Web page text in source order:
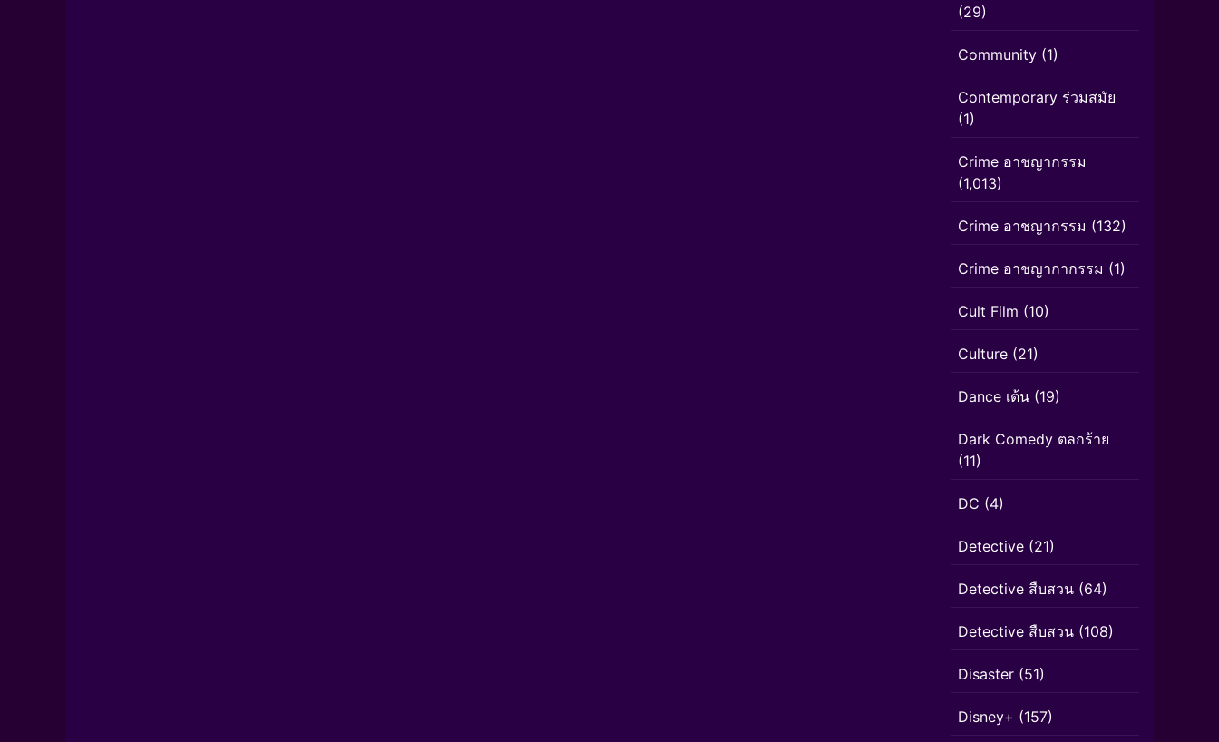
(29)
Community (1)
Contemporary ร่วมสมัย
(1)
Crime อาชญากรรม
(1,013)
Crime อาชญากรรม (132)
Crime อาชญากากรรม (1)
Cult Film (10)
Culture (21)
Dance เต้น (19)
Dark Comedy ตลกร้าย
(11)
DC (4)
Detective (21)
Detective สืบสวน (64)
Detective สืบสวน (108)
Disaster (51)
Disney+ (157)